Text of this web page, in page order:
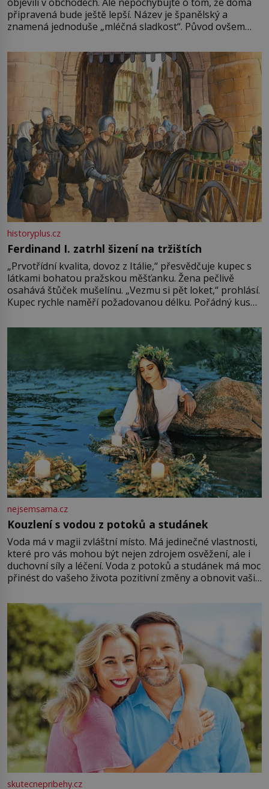
připravená bude ještě lepší. Název je španělský a
znamená jednoduše „mléčná sladkost“. Původ ovšem
pře hned několik latinskoamerických zemí a k tomu
Francie, kde se traduje,
historyplus.cz
Ferdinand I. zatrhl šizení na tržištích
„Prvotřídní kvalita, dovoz z Itálie,“ přesvědčuje kupec s
látkami bohatou pražskou měšťanku. Žena pečlivě
osahává štůček mušelínu. „Vezmu si pět loket,“ prohlásí.
Kupec rychle naměří požadovanou délku. Pořádný kus
milostpaní. Stačí jenom na sukni,“ zhodnotí švadlena
množství růžového mušelínu. „Ošidili vás, podívejte.“
nejsemsama.cz
Kouzlení s vodou z potoků a studánek
Voda má v magii zvláštní místo. Má jedinečné vlastnosti,
které pro vás mohou být nejen zdrojem osvěžení, ale i
duchovní síly a léčení. Voda z potoků a studánek má moc
přinést do vašeho života pozitivní změny a obnovit vaši
můžete obohatit své rituály a přinést do svého života
větší harmonii a klid. Je důležité
skutecnepribehy.cz